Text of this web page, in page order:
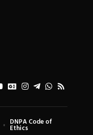
DNPA Code of
Ethics